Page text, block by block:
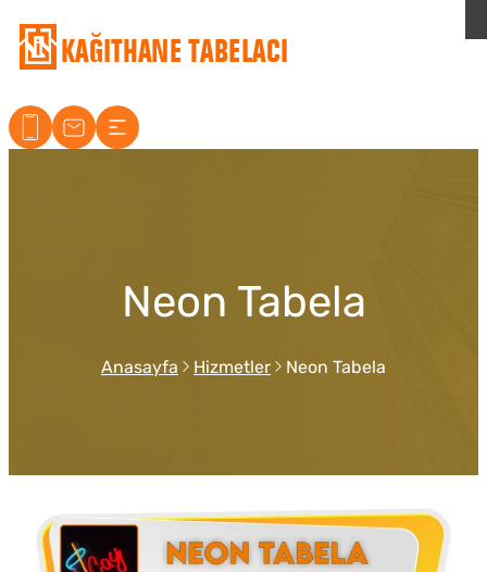
Neon Tabela
Anasayfa Hizmetler Neon Tabela